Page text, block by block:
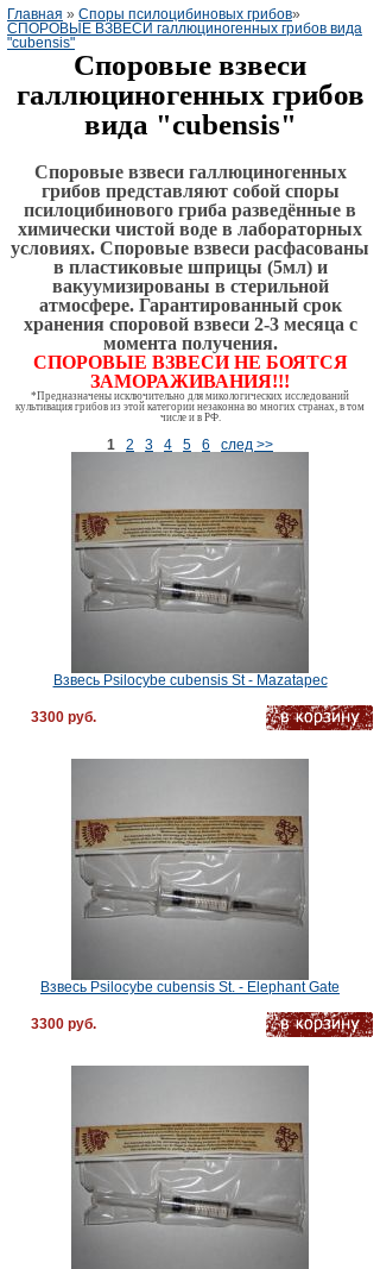
Главная » Споры псилоцибиновых грибов»
СПОРОВЫЕ ВЗВЕСИ галлюциногенных грибов вида
"cubensis"
Споровые взвеси
галлюциногенных грибов
вида "cubensis"
Споровые взвеси галлюциногенных
грибов представляют собой споры
псилоцибинового гриба разведённые в
химически чистой воде в лабораторных
условиях. Споровые взвеси расфасованы
в пластиковые шприцы (5мл) и
вакуумизированы в стерильной
атмосфере. Гарантированный срок
хранения споровой взвеси 2-3 месяца с
момента получения.
СПОРОВЫЕ ВЗВЕСИ НЕ БОЯТСЯ
ЗАМОРАЖИВАНИЯ!!!
*Предназначены исключительно для микологических исследований
культивация грибов из этой категории незаконна во многих странах, в том
числе и в РФ.
1 2 3 4 5 6 след >>
Взвесь Psilocybe cubensis St - Mazatapec
3300 руб.
Взвесь Psilocybe cubensis St. - Elephant Gate
3300 руб.